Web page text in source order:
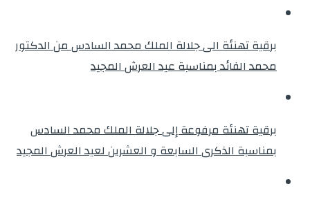
برقية تهنئة الى جلالة الملك محمد السادس من الدكتور
محمد الفائد بمناسبة عيد العرش المجيد
برقية تهنئة مرفوعة إلى جلالة الملك محمد السادس
بمناسبة الذكرى السابعة و العشرين لعيد العرش المجيد